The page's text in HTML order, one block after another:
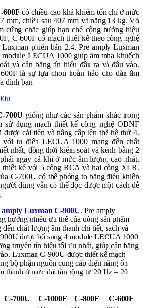
600F có chiều cao khá khiêm tốn chỉ ở mức
mm, chiều sâu 407 mm và nặng 13 kg. Vỏ
cứng chắc giúp hạn chế cộng hưởng hiệu
C-600F có mạch thiết kế theo công nghệ
phiên bản 2.4. Pre amply Luxman
LECUA 1000 giúp âm tnha khuếch
và cân bằng tín hiểu đầu ra và đâu vào.
là sự lựa chon hoàn hảo cho dàn âm
đình bạn
700U giống như các sản phẩm khác trong
sử dụng mạch thiết kế công nghệ ODNF
được cải tiến và nâng cấp lên thế hệ thứ 4.
tụ điện LECUA 1000 mang đến chất
nhất, đồng thời kiểm soát và kênh bằng 2
ngay cả khi ở mức âm lượng cao nhất.
kế với 5 cổng RCA và hai cổng XLR.
C-700U có thể phóng to bằng điều khiển
dùng vẫn có thể đọc được một cách dễ
amply Luxman C-900U. Pre amply
hưởng nhiều ưu thế của dòng sản phẩm
đến chất lượng âm thanh chi tiết, sach và
được bổ sung 4 module LECUA 1000
truyền tín hiệu tối ưu nhất, giúp cân bằng
Luxman C-900U được thiết kế mạch
bộ phận nguồn cung cấp điện năng ổn
thanh ở mức dải tần rộng từ 20 Hz – 20
C-700U C-1000F C-800F
C-600F